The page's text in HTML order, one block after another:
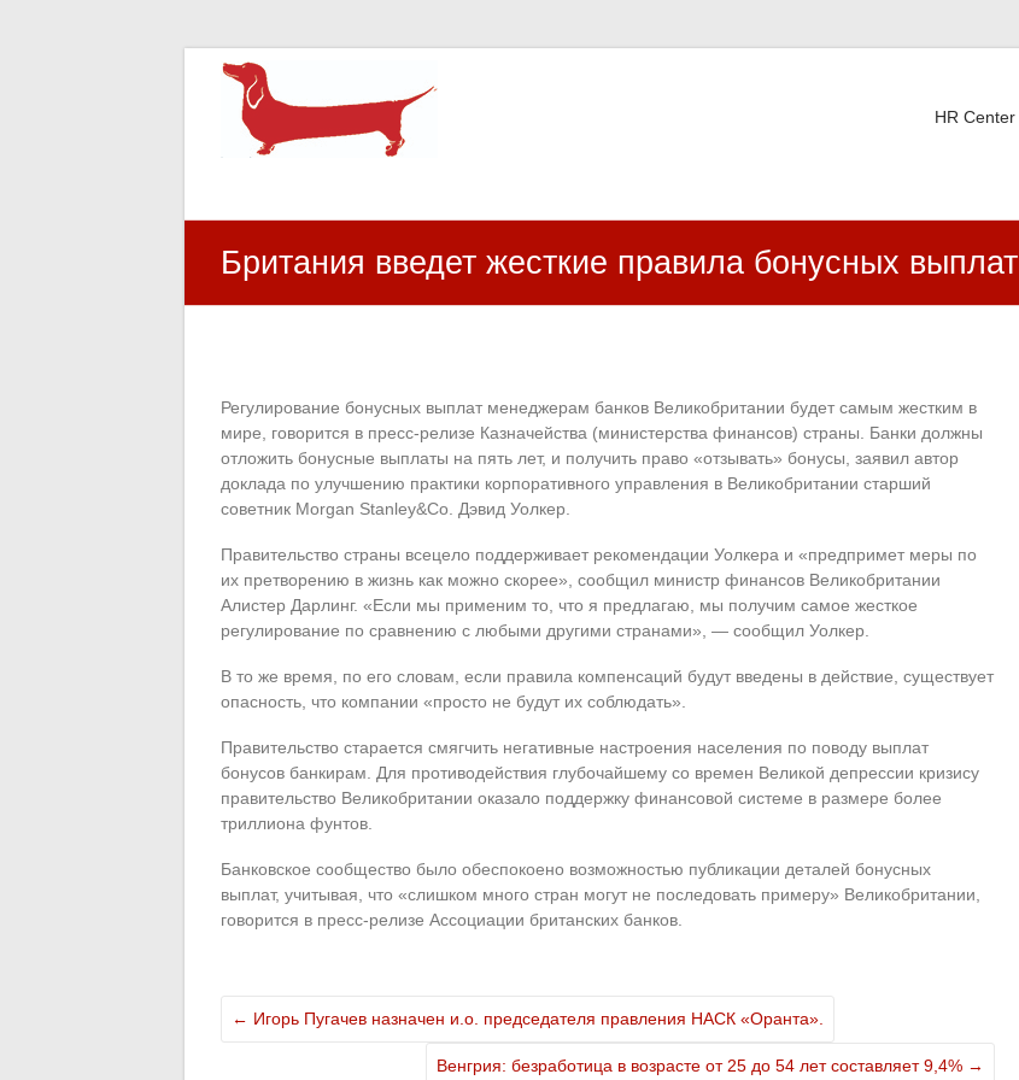
HR Center
залученість персоналу, e-NPS, оцінка ЗВК
HR Center
Британия введет жесткие правила бонусных выплат
Регулирование бонусных выплат менеджерам банков Великобритании будет самым жестким в
мире, говорится в пресс-релизе Казначейства (министерства финансов) страны. Банки должны
отложить бонусные выплаты на пять лет, и получить право «отзывать» бонусы, заявил автор
доклада по улучшению практики корпоративного управления в Великобритании старший
советник Morgan Stanley&Co. Дэвид Уолкер.
Правительство страны всецело поддерживает рекомендации Уолкера и «предпримет меры по
их претворению в жизнь как можно скорее», сообщил министр финансов Великобритании
Алистер Дарлинг. «Если мы применим то, что я предлагаю, мы получим самое жесткое
регулирование по сравнению с любыми другими странами», — сообщил Уолкер.
В то же время, по его словам, если правила компенсаций будут введены в действие, существует
опасность, что компании «просто не будут их соблюдать».
Правительство старается смягчить негативные настроения населения по поводу выплат
бонусов банкирам. Для противодействия глубочайшему со времен Великой депрессии кризису
правительство Великобритании оказало поддержку финансовой системе в размере более
триллиона фунтов.
Банковское сообщество было обеспокоено возможностью публикации деталей бонусных
выплат, учитывая, что «слишком много стран могут не последовать примеру» Великобритании,
говорится в пресс-релизе Ассоциации британских банков.
← Игорь Пугачев назначен и.о. председателя правления НАСК «Оранта».
Венгрия: безработица в возрасте от 25 до 54 лет составляет 9,4% →